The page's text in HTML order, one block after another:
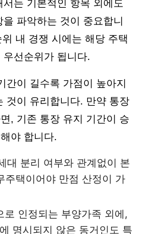
는 기본적인 항목 외에도
파악하는 것이 중요합니
내 경쟁 시에는 해당 주택
선순위가 됩니다.
간이 길수록 가점이 높아지
것이 유리합니다. 만약 통장
, 기존 통장 유지 기간이 승
야 합니다.
대 분리 여부와 관계없이 본
주택이어야 만점 산정이 가
로 인정되는 부양가족 외에,
명시되지 않은 동거인도 특